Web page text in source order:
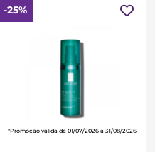
-25%
*Promoção válida de 01/07/2026 a 31/08/2026